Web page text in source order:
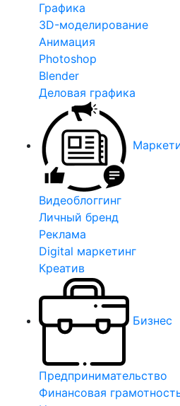
Графика
3D-моделирование
Анимация
Photoshop
Blender
Деловая графика
Видеоблоггинг
Личный бренд
Реклама
Digital маркетинг
Креатив
Бизнес
Предпринимательство
Финансовая